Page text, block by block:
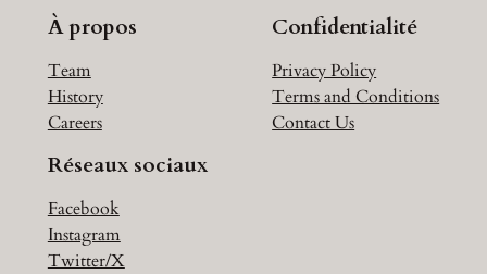
À propos
Team
History
Careers
Confidentialité
Privacy Policy
Terms and Conditions
Contact Us
Réseaux sociaux
Facebook
Instagram
Twitter/X